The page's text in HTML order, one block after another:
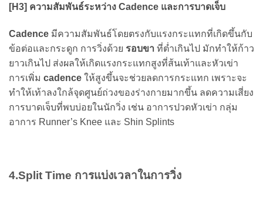
[H3] ความสัมพันธ์ระหว่าง Cadence และการบาดเจ็บ
Cadence มีความสัมพันธ์โดยตรงกับแรงกระแทกที่เกิดขึ้นกับ
ข้อต่อและกระดูก การวิ่งด้วย รอบขา ที่ต่ำเกินไป มักทำให้ก้าว
ยาวเกินไป ส่งผลให้เกิดแรงกระแทกสูงที่ส้นเท้าและหัวเข่า
การเพิ่ม cadence ให้สูงขึ้นจะช่วยลดการกระแทก เพราะจะ
ทำให้เท้าลงใกล้จุดศูนย์ถ่วงของร่างกายมากขึ้น ลดความเสี่ยง
การบาดเจ็บที่พบบ่อยในนักวิ่ง เช่น อาการปวดหัวเข่า กลุ่ม
อาการ Runner’s Knee และ Shin Splints
4.Split Time การแบ่งเวลาในการวิ่ง